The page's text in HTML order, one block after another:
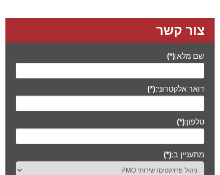
צור קשר
שם מלא:(*)
דואר אלקטרוני:(*)
טלפון:(*)
מתעניין ב:(*)